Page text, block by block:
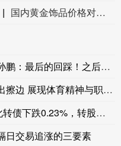
国内黄金饰品价格对比显示，国内多家品牌足金饰品价格重返1300元，其中周生生足金饰品报1315元/克，周大福报价1308元/克，老庙黄金报价1310元/克。
的回踩！之后变盘向上收阳
展现体育精神与职业风范
下跌0.23%，转股溢价率
日交易追涨的三要素